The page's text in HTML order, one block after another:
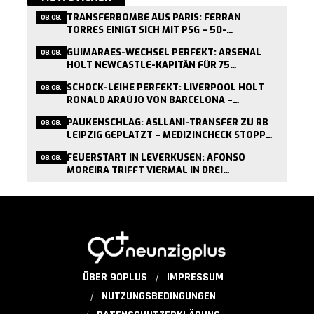
08.08. TRANSFERBOMBE AUS PARIS: FERRAN
TORRES EINIGT SICH MIT PSG – 50-
08.08. GUIMARAES-WECHSEL PERFEKT: ARSENAL
HOLT NEWCASTLE-KAPITÄN FÜR 75
08.08. SCHOCK-LEIHE PERFEKT: LIVERPOOL HOLT
RONALD ARAÚJO VON BARCELONA –
08.08. PAUKENSCHLAG: ASLLANI-TRANSFER ZU RB
LEIPZIG GEPLATZT – MEDIZINCHECK STOPPT
08.08. FEUERSTART IN LEVERKUSEN: AFONSO
MOREIRA TRIFFT VIERMAL IN DREI
ÜBER 90PLUS
IMPRESSUM
NUTZUNGSBEDINGUNGEN